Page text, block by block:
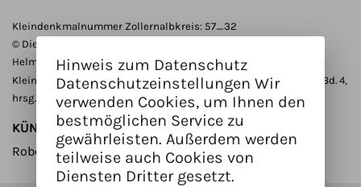
Kleindenkmalnummer Zollernalbkreis: 57_32
© Dieser Text ist der Publikation entnommen:
Helmut Lorenz/Andreas Zekorn (Hrsg.): Schätze am Wegesrand -
Kleindenkmale im Zollernalbkreis (= Zollernalb-Profile Reihe B, Bd. 4,
hrsg. v. Landratsamt Zollernalbkreis), Ostfildern 2019, S. 93 f.
KÜNSTLER/INNEN
Robert M. Weber
Hinweis zum Datenschutz
Datenschutzeinstellungen Wir
verwenden Cookies, um Ihnen den
bestmöglichen Service zu
gewährleisten. Außerdem werden
teilweise auch Cookies von
Diensten Dritter gesetzt.